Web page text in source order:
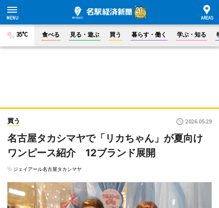
35°C 食べる 見る・遊ぶ 買う 暮らす・働く 学ぶ・知る
買う 2026.05.29
名古屋タカシマヤで「リカちゃん」が夏向け
ワンピース紹介 12ブランド展開
ジェイアール名古屋タカシマヤ